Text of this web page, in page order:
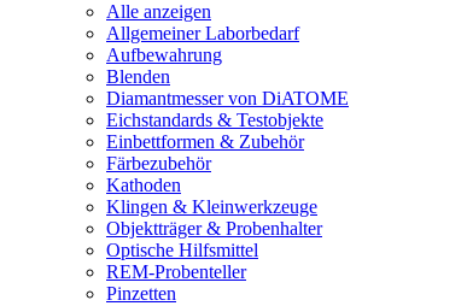
Alle anzeigen
Allgemeiner Laborbedarf
Aufbewahrung
Blenden
Diamantmesser von DiATOME
Eichstandards & Testobjekte
Einbettformen & Zubehör
Färbezubehör
Kathoden
Klingen & Kleinwerkzeuge
Objektträger & Probenhalter
Optische Hilfsmittel
REM-Probenteller
Pinzetten